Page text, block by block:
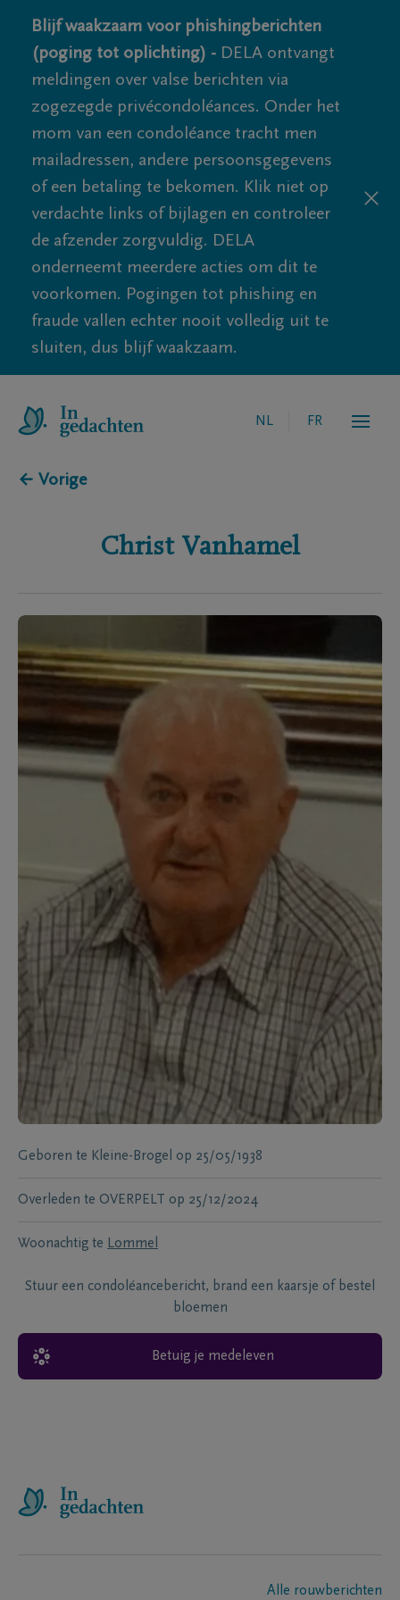
Blijf waakzaam voor phishingberichten
(poging tot oplichting) - DELA ontvangt
meldingen over valse berichten via
zogezegde privécondoléances. Onder het
mom van een condoléance tracht men
mailadressen, andere persoonsgegevens
of een betaling te bekomen. Klik niet op
verdachte links of bijlagen en controleer
de afzender zorgvuldig. DELA
onderneemt meerdere acties om dit te
voorkomen. Pogingen tot phishing en
fraude vallen echter nooit volledig uit te
sluiten, dus blijf waakzaam.
NL FR
← Vorige
Christ Vanhamel
Geboren te Kleine-Brogel op 25/05/1938
Overleden te OVERPELT op 25/12/2024
Woonachtig te Lommel
Stuur een condoléancebericht, brand een kaarsje of bestel
bloemen
Betuig je medeleven
Alle rouwberichten